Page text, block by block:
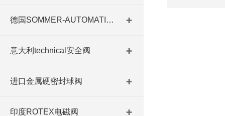
德国SOMMER-AUTOMATIC 平行抓手 德国夹盘 德国进口夹盘
意大利technical安全阀
进口金属硬密封球阀
印度ROTEX电磁阀